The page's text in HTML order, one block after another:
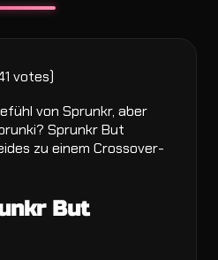
votes)
von Sprunkr, aber
Sprunkr But
zu einem Crossover-
But